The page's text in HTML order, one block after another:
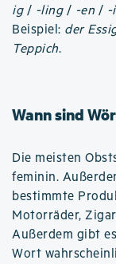
ig/ -ling/ -en / -
Beispiel: der
Teppich.
Wann sind
Die meisten
feminin.
bestimmte
Motorräder,
Außerdem gibt
Wort